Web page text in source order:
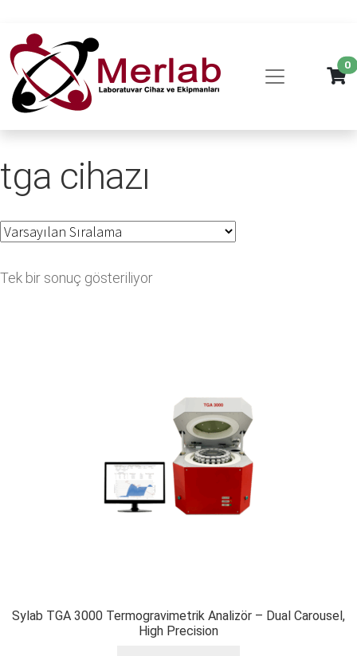
0
tga cihazı
Tek bir sonuç gösteriliyor
Sylab TGA 3000 Termogravimetrik Analizör – Dual Carousel,
High Precision